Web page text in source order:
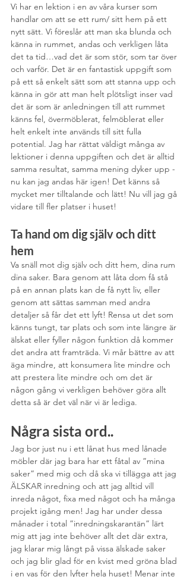
Vi har en lektion i en av våra kurser som
handlar om att se ett rum/ sitt hem på ett
nytt sätt. Vi föreslår att man ska blunda och
känna in rummet, andas och verkligen låta
det ta tid…vad det är som stör, som tar över
och varför. Det är en fantastisk uppgift som
på ett så enkelt sätt som att stanna upp och
känna in gör att man helt plötsligt inser vad
det är som är anledningen till att rummet
känns fel, övermöblerat, felmöblerat eller
helt enkelt inte används till sitt fulla
potential. Jag har rättat väldigt många av
lektioner i denna uppgiften och det är alltid
samma resultat, samma mening dyker upp -
nu kan jag andas här igen! Det känns så
mycket mer tilltalande och lätt! Nu vill jag gå
vidare till fler platser i huset!
Ta hand om dig själv och ditt
hem
Va snäll mot dig själv och ditt hem, dina rum
dina saker. Bara genom att låta dom få stå
på en annan plats kan de få nytt liv, eller
genom att sättas samman med andra
detaljer så får det ett lyft! Rensa ut det som
känns tungt, tar plats och som inte längre är
älskat eller fyller någon funktion då kommer
det andra att framträda. Vi mår bättre av att
äga mindre, att konsumera lite mindre och
att prestera lite mindre och om det är
någon gång vi verkligen behöver göra allt
detta så är det väl när vi är lediga.
Några sista ord..
Jag bor just nu i ett lånat hus med lånade
möbler där jag bara har ett fåtal av ”mina
saker” med mig och då ska vi tillägga att jag
ÄLSKAR inredning och att jag alltid vill
inreda något, fixa med något och ha många
projekt igång men! Jag har under dessa
månader i total ”inredningskarantän” lärt
mig att jag inte behöver allt det där extra,
jag klarar mig långt på vissa älskade saker
och jag blir glad för en kvist med gröna blad
i en vas för den lyfter hela huset! Menar inte